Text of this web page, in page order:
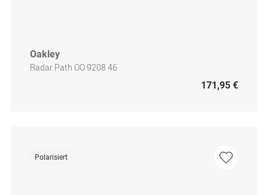
Oakley
Radar Path OO 9208 46
171,95 €
Polarisiert